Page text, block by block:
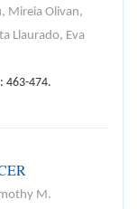
Mireia Olivan,
Llaurado, Eva
463-474.
M.